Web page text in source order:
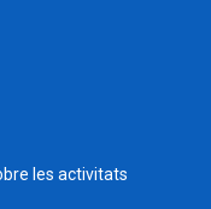
les activitats